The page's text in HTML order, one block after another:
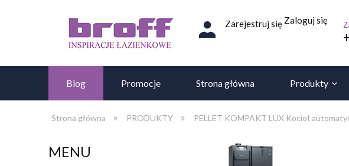
Zarejestruj się Zaloguj się
Blog Promocje Strona główna Produkty
Strona główna » PRODUKTY » PELLET KOMPAKT LUX Kocioł
MENU